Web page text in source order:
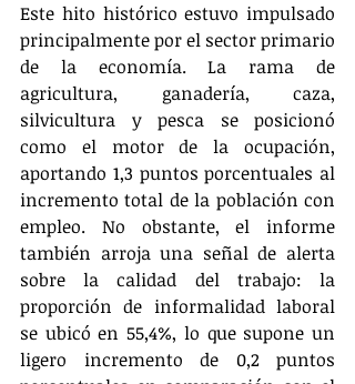
Este hito histórico estuvo impulsado
principalmente por el sector primario
de la economía. La rama de
agricultura, ganadería, caza,
silvicultura y pesca se posicionó
como el motor de la ocupación,
aportando 1,3 puntos porcentuales al
incremento total de la población con
empleo. No obstante, el informe
también arroja una señal de alerta
sobre la calidad del trabajo: la
proporción de informalidad laboral
se ubicó en 55,4%, lo que supone un
ligero incremento de 0,2 puntos